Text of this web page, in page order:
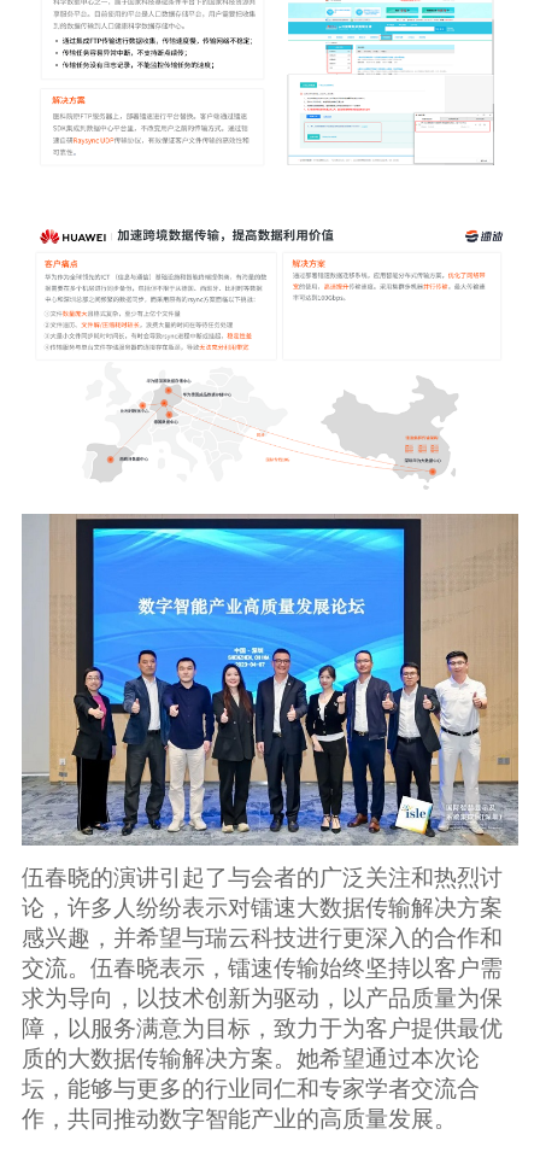
伍春晓的演讲引起了与会者的广泛关注和热烈讨
论，许多人纷纷表示对镭速大数据传输解决方案
感兴趣，并希望与瑞云科技进行更深入的合作和
交流。伍春晓表示，镭速传输始终坚持以客户需
求为导向，以技术创新为驱动，以产品质量为保
障，以服务满意为目标，致力于为客户提供最优
质的大数据传输解决方案。她希望通过本次论
坛，能够与更多的行业同仁和专家学者交流合
作，共同推动数字智能产业的高质量发展。